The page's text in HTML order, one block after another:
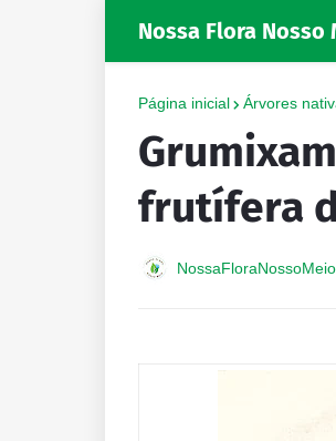
Nossa Flora Nosso
Página inicial Árvores
frutífera
NossaFloraNossoMeio